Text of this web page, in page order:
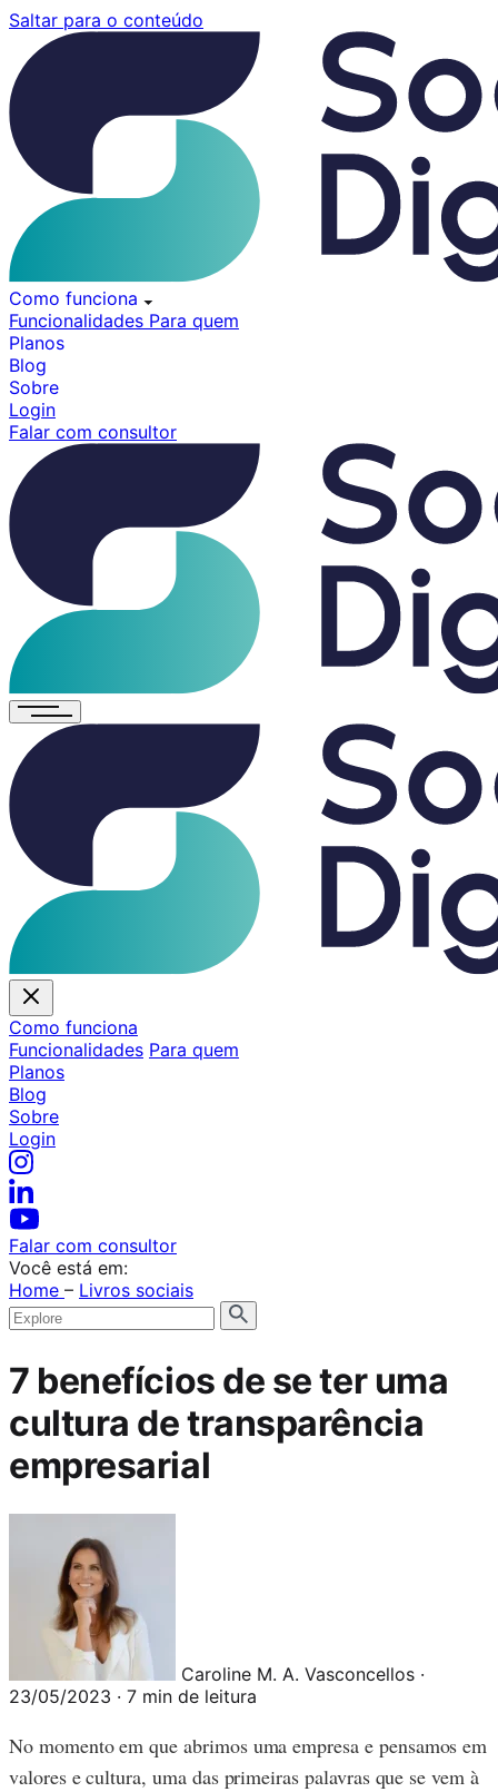
Pular
conteúdo
Saltar para o conteúdo
Como funciona
Funcionalidades Para quem
Planos
Blog
Sobre
Login
Falar com consultor
Como funciona
Funcionalidades Para quem
Planos
Blog
Sobre
Login
Falar com consultor
Você está em:
Home – Livros sociais
7 benefícios de se ter uma
cultura de transparência
empresarial
Caroline M. A. Vasconcellos ·
23/05/2023 · 7 min de leitura
No momento em que abrimos uma empresa e pensamos em
valores e cultura, uma das primeiras palavras que se vem à